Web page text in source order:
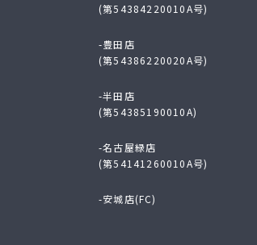
(第54384220010A号)
-豊田店
(第54386220020A号)
-半田店
(第54385190010A)
-名古屋緑店
(第54141260010A号)
-安城店(FC)